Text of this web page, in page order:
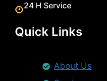
24 H Service
Quick Links
About Us